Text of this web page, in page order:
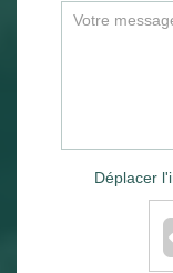
Déplacer